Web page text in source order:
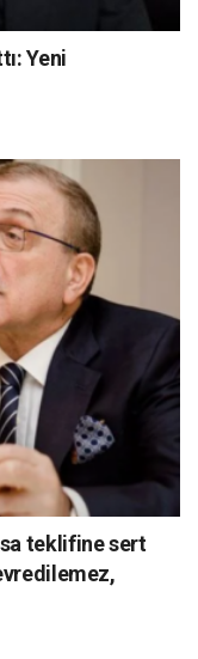
Yeni
teklifine sert